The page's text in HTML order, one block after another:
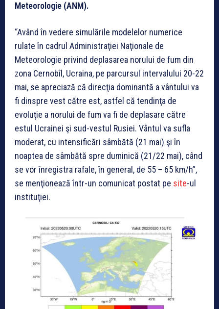
Meteorologie (ANM).
“Având în vedere simulările modelelor numerice
rulate în cadrul Administraţiei Naţionale de
Meteorologie privind deplasarea norului de fum din
zona Cernobîl, Ucraina, pe parcursul intervalului 20-22
mai, se apreciază că direcţia dominantă a vântului va
fi dinspre vest către est, astfel că tendinţa de
evoluţie a norului de fum va fi de deplasare către
estul Ucrainei şi sud-vestul Rusiei. Vântul va sufla
moderat, cu intensificări sâmbătă (21 mai) şi în
noaptea de sâmbătă spre duminică (21/22 mai), când
se vor înregistra rafale, în general, de 55 – 65 km/h”,
se menţionează într-un comunicat postat pe site-ul
instituţiei.